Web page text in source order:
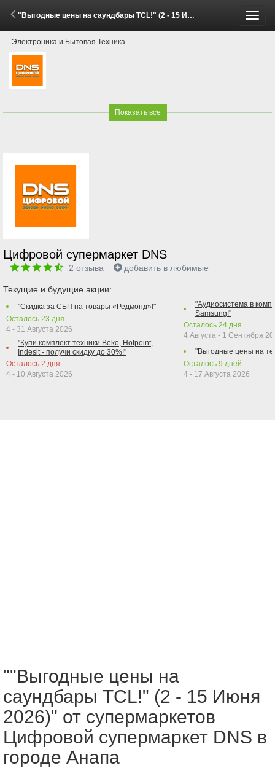
"Выгодные цены на саундбары TCL!" (2 - 15 Июня 2026)
Электроника и Бытовая Техника
Показать все
Цифровой супермаркет DNS
2 отзыва добавить в любимые
Текущие и будущие акции:
"Скидка за СБП на товары «Редмонд»!"
Осталось 23 дня
4 - 31 Августа 2026
"Купи комплект техники Beko, Hotpoint,
Indesit - получи скидку до 30%!"
Осталось 2 дня
4 - 10 Августа 2026
"Аудиосистема в
Samsung!"
Осталось 24 дня
4 Августа - 1 Сентября
"Выгодные цены на
Осталось 9 дней
4 - 17 Августа 2026
""Выгодные цены на
саундбары TCL!" (2 - 15 Июня
2026)" от супермаркетов
Цифровой супермаркет DNS в
городе Анапа